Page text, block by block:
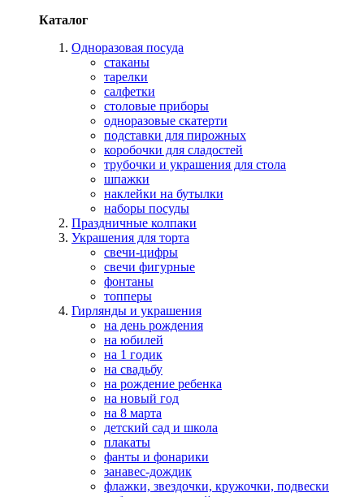
Каталог
Одноразовая посуда
стаканы
тарелки
салфетки
столовые приборы
одноразовые скатерти
подставки для пирожных
коробочки для сладостей
трубочки и украшения для стола
шпажки
наклейки на бутылки
наборы посуды
Праздничные колпаки
Украшения для торта
свечи-цифры
свечи фигурные
фонтаны
топперы
Гирлянды и украшения
на день рождения
на юбилей
на 1 годик
на свадьбу
на рождение ребенка
на новый год
на 8 марта
детский сад и школа
плакаты
фанты и фонарики
занавес-дождик
флажки, звездочки, кружочки, подвески